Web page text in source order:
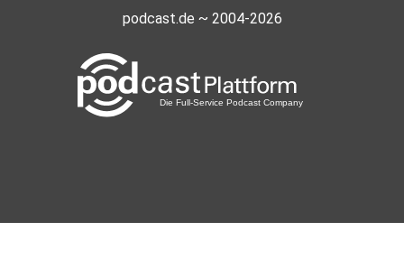
podcast.de ~ 2004-2026